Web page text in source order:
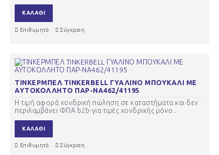
ΚΑΛΆΘΙ
Επιθυμητό Σύγκριση
ΤΙΝΚΕΡΜΠΕΛ TINKERBELL ΓΥΑΛΙΝΟ ΜΠΟΥΚΑΛΙ ΜΕ
ΑΥΤΟΚΟΛΛΗΤΟ ΠΑΡ-ΝΑ462/41195
Η τιμή αφορά χονδρική πώληση σε καταστήματα και δεν
περιλαμβάνει ΦΠΑ b2b-για τιμές χονδρικής μόνο..
ΚΑΛΆΘΙ
Επιθυμητό Σύγκριση